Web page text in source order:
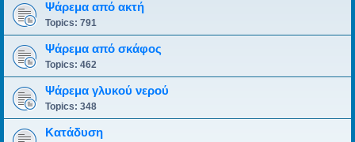
Ψάρεμα από ακτή
Topics: 791
Ψάρεμα από σκάφος
Topics: 462
Ψάρεμα γλυκού νερού
Topics: 348
Κατάδυση